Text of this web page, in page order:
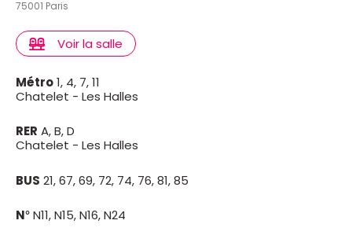
75001 Paris
Voir la salle
Métro1, 4, 7, 11
Chatelet - Les Halles
RER A, B, D
Chatelet - Les Halles
BUS 21, 67, 69, 72, 74, 76, 81, 85
N°N11, N15, N16, N24